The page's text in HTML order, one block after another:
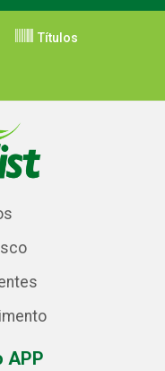
Títulos
APP